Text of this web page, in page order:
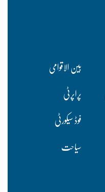
بین الاقوامی
پراپرٹی
فوڈ سیکورٹی
سیاحت